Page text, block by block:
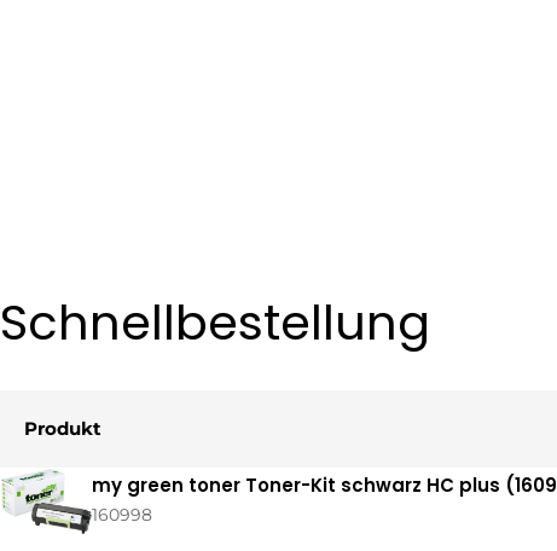
Schnellbestellung
Ihr
Warenkorb
Produkt
my green toner Toner-Kit schwarz HC plus
160998